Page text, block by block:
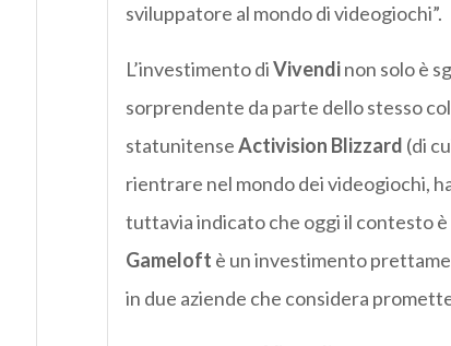
sviluppatore al mondo di videogiochi”.
L’investimento diVivendinon solo è
sorprendente da parte dello stesso
statunitenseActivision Blizzard (di
rientrare nel mondo dei videogiochi,
tuttavia indicato che oggi il contesto è
Gameloft è un investimento
in due aziende che considera